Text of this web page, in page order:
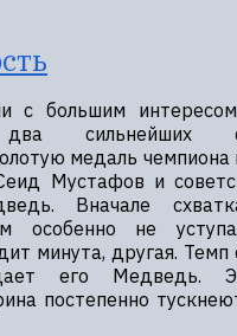
с большим
сильнейших
медаль
Мустафов и
Вначале
особенно не
минута, другая. Темп
его Медведь.
постепенно